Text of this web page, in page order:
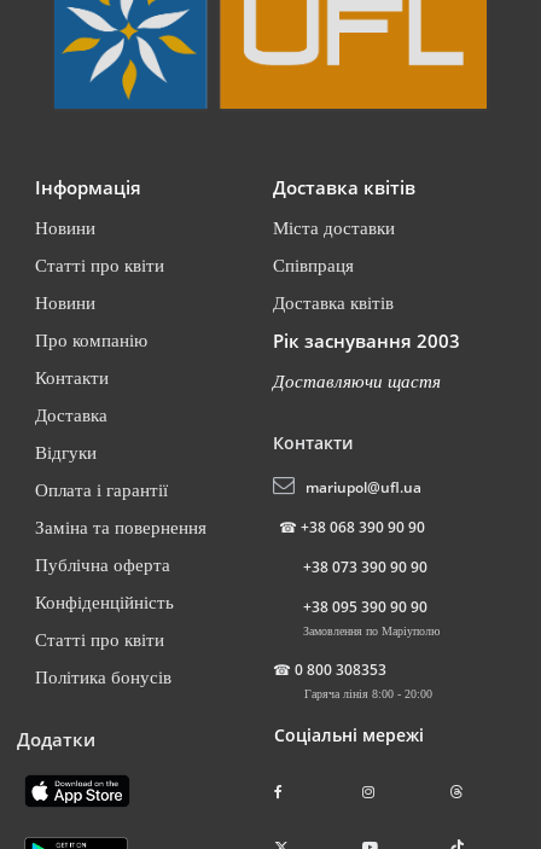
Інформація
Новини
Статті про квіти
Новини
Про компанію
Контакти
Доставка
Відгуки
Оплата і гарантії
Заміна та повернення
Публічна оферта
Конфіденційність
Статті про квіти
Політика бонусів
Додатки
Доставка квітів
Міста доставки
Співпраця
Доставка квітів
Рік заснування 2003
Доставляючи щастя
Контакти
mariupol@ufl.ua
☎ +38 068 390 90 90
+38 073 390 90 90
+38 095 390 90 90
Замовлення по Маріуполю
☎ 0 800 308353
Гаряча лінія 8:00 - 20:00
Соціальні мережі